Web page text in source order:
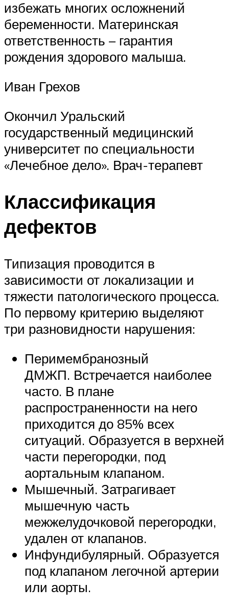
избежать многих осложнений
беременности. Материнская
ответственность – гарантия
рождения здорового малыша.
Иван Грехов
Окончил Уральский
государственный медицинский
университет по специальности
«Лечебное дело». Врач-терапевт
Классификация
дефектов
Типизация проводится в
зависимости от локализации и
тяжести патологического процесса.
По первому критерию выделяют
три разновидности нарушения:
Перимембранозный
ДМЖП. Встречается наиболее
часто. В плане
распространенности на него
приходится до 85% всех
ситуаций. Образуется в верхней
части перегородки, под
аортальным клапаном.
Мышечный. Затрагивает
мышечную часть
межжелудочковой перегородки,
удален от клапанов.
Инфундибулярный. Образуется
под клапаном легочной артерии
или аорты.